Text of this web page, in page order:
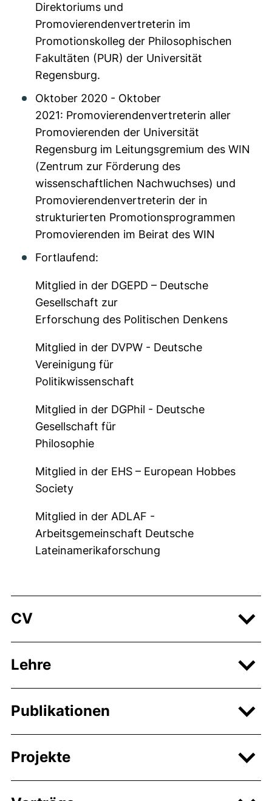
Direktoriums und
Promovierendenvertreterin im
Promotionskolleg der Philosophischen
Fakultäten (PUR) der Universität
Regensburg.
Oktober 2020 - Oktober
2021: Promovierendenvertreterin aller
Promovierenden der Universität
Regensburg im Leitungsgremium des WIN
(Zentrum zur Förderung des
wissenschaftlichen Nachwuchses) und
Promovierendenvertreterin der in
strukturierten Promotionsprogrammen
Promovierenden im Beirat des WIN
Fortlaufend:
Mitglied in der DGEPD – Deutsche
Gesellschaft zur
Erforschung des Politischen Denkens
Mitglied in der DVPW - Deutsche
Vereinigung für
Politikwissenschaft
Mitglied in der DGPhil - Deutsche
Gesellschaft für
Philosophie
Mitglied in der EHS – European Hobbes
Society
Mitglied in der ADLAF -
Arbeitsgemeinschaft Deutsche
Lateinamerikaforschung
CV
Lehre
Publikationen
Projekte